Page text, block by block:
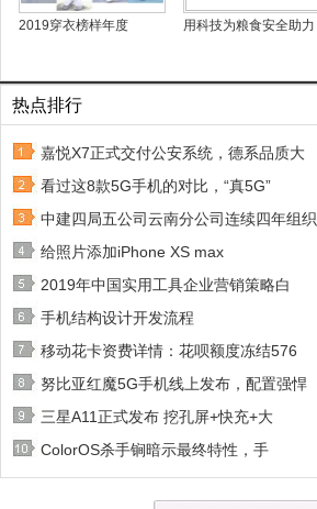
2019穿衣榜样年度 用科技为粮食安全助力
热点排行
嘉悦X7正式交付公安系统，德系品质大
看过这8款5G手机的对比，“真5G”
中建四局五公司云南分公司连续四年组织
给照片添加iPhone XS max
2019年中国实用工具企业营销策略白
手机结构设计开发流程
移动花卡资费详情：花呗额度冻结576
努比亚红魔5G手机线上发布，配置强悍
三星A11正式发布 挖孔屏+快充+大
ColorOS杀手锏暗示最终特性，手